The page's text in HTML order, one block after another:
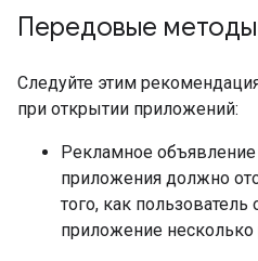
Передовые методы
Следуйте этим
при открытии приложений:
Рекламное
приложения должно
того, как
приложение несколько